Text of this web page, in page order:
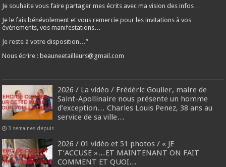
Je souhaite vous faire partager mes écrits avec ma vision des infos…
Je le fais bénévolement et vous remercie pour les invitations à vos
événements, vos manifestations…
Je reste à votre disposition…”
Nous écrire : beauneetailleurs@gmail.com
2026 / La vidéo / Frédéric Goulier, maire de
Saint-Apollinaire nous présente un homme
d’exception… Charles Louis Penez, 38 ans au
service de sa ville…
3 semaines depuis
2026 / 01 vidéo et 51 photos / « JE
T’ACCUSE »…ET MAINTENANT ON FAIT
COMMENT ET QUOI…